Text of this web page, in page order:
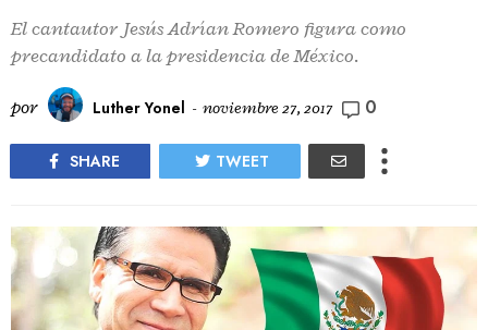
El cantautor Jesús Adrían Romero figura como
precandidato a la presidencia de México.
por Luther Yonel - noviembre 27, 2017 0
SHARE TWEET